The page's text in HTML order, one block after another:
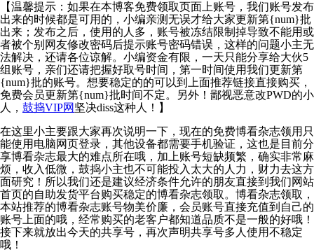
【温馨提示：如果在本博客免费领取页面上账号，我们账号发布
出来的时候都是可用的，小编亲测无误才给大家更新第{num}批
出来；发布之后，使用的人多，账号被冻结限制掉导致不能用或
者被个别网友修改密码后提示账号密码错误，这样的问题小主无
法解决，还请各位谅解。小编资金有限，一天只能分享给大伙5
组账号，亲们还请把握好取号时间，第一时间使用我们更新第
{num}批的账号。想要稳定的的可以到上面推荐链接直接购买，
免费会员更新第{num}批时间不定。另外！鄙视恶意改PWD的小
人， 鼓捣VIP网 坚决diss这种人！】
在这里小主要跟大家再次说明一下，现在的免费博看杂志领用只
能使用电脑网页登录，其他设备都需要手机验证，这也是目前分
享博看杂志最大的难点所在哦，加上账号短缺频繁，确实非常麻
烦，收入低微，鼓捣小主也不可能投入太大的人力，财力去这方
面研究！所以我们还是建议经济条件允许的朋友直接到我们网站
首页的自助发货平台购买稳定的博看杂志领取。博看杂志领取，
本站推荐的博看杂志账号物美价廉，会员账号直接充值到自己的
账号上面的哦，经常购买的老客户都知道品质不是一般的好哦！
接下来就放出今天的共享号，再次声明共享号多人使用不稳定
哦！